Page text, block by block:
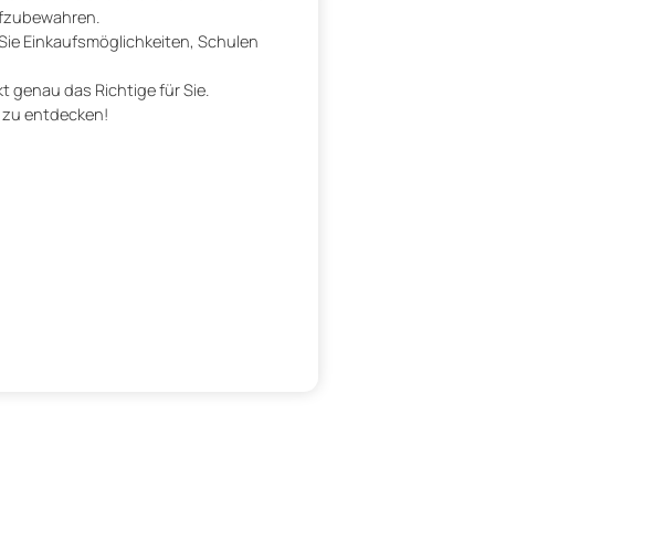
Einkaufsmöglichkeiten, Schulen
genau das Richtige für Sie.
entdecken!